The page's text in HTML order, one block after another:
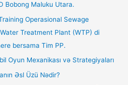
Bobong Maluku Utara.
Operasional Sewage
Treatment Plant (WTP) di
bersama Tim PP.
Oyun Mexanikası və Strategiyaları
Əsl Üzü Nədir?